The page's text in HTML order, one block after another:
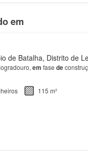
em
de Batalha, Distrito de
em fase de
115 m²